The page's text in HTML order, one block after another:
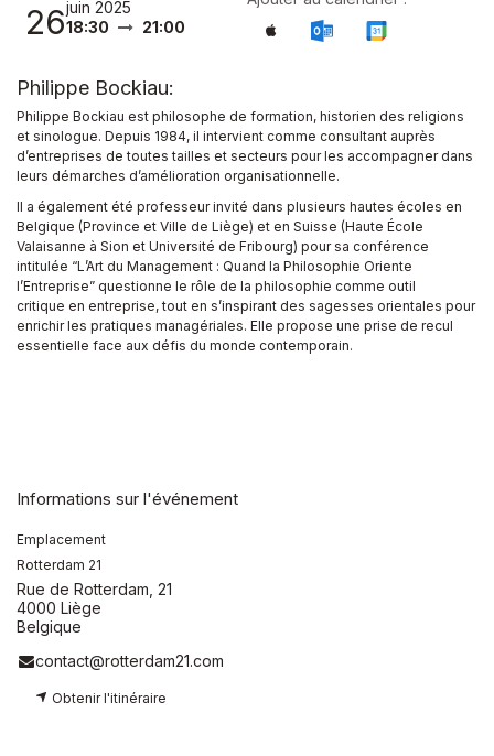
26juin 2025
18:30
21:00
Philippe Bockiau:
Philippe Bockiau est philosophe de formation, historien des religions
et sinologue. Depuis 1984, il intervient comme consultant auprès
d’entreprises de toutes tailles et secteurs pour les accompagner dans
leurs démarches d’amélioration organisationnelle.
Il a également été professeur invité dans plusieurs hautes écoles en
Belgique (Province et Ville de Liège) et en Suisse (Haute École
Valaisanne à Sion et Université de Fribourg) pour sa conférence
intitulée “L’Art du Management : Quand la Philosophie Oriente
l’Entreprise” questionne le rôle de la philosophie comme outil
critique en entreprise, tout en s’inspirant des sagesses orientales pour
enrichir les pratiques managériales. Elle propose une prise de recul
essentielle face aux défis du monde contemporain.
Informations sur l'événement
Emplacement
Rotterdam 21
Rue de Rotterdam, 21
4000 Liège
Belgique
contact@rotterdam21.com
Obtenir l'itinéraire